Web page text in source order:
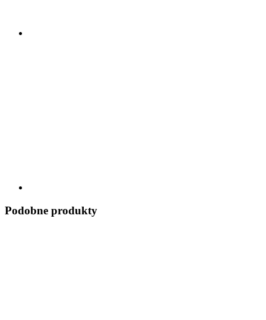
Podobne produkty